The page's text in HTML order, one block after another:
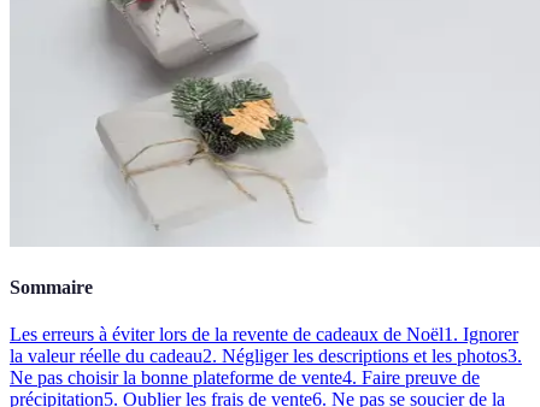
Sommaire
Les erreurs à éviter lors de la revente de cadeaux de Noël1. Ignorer
la valeur réelle du cadeau2. Négliger les descriptions et les photos3.
Ne pas choisir la bonne plateforme de vente4. Faire preuve de
précipitation5. Oublier les frais de vente6. Ne pas se soucier de la